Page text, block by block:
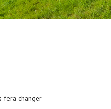
fera changer